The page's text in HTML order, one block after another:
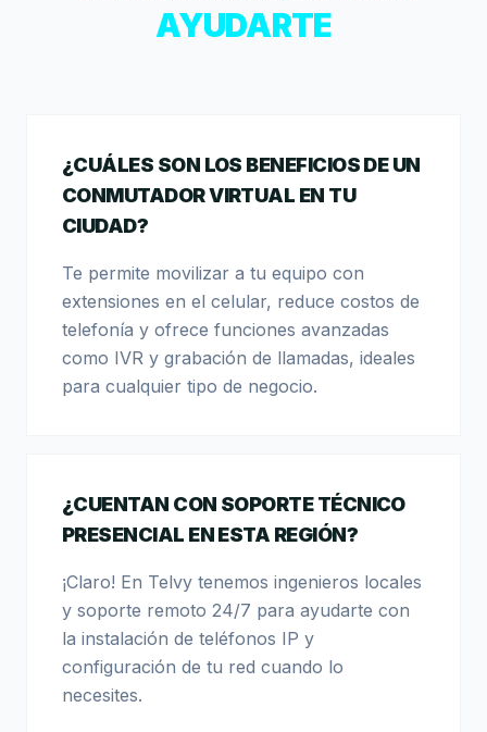
AYUDARTE
¿CUÁLES SON LOS BENEFICIOS DE UN
CONMUTADOR VIRTUAL EN TU
CIUDAD?
Te permite movilizar a tu equipo con
extensiones en el celular, reduce costos de
telefonía y ofrece funciones avanzadas
como IVR y grabación de llamadas, ideales
para cualquier tipo de negocio.
¿CUENTAN CON SOPORTE TÉCNICO
PRESENCIAL EN ESTA REGIÓN?
¡Claro! En Telvy tenemos ingenieros locales
y soporte remoto 24/7 para ayudarte con
la instalación de teléfonos IP y
configuración de tu red cuando lo
necesites.